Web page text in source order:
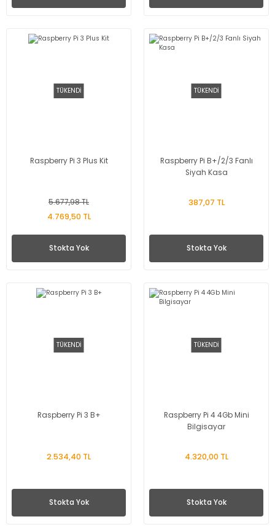
TÜKENDİ
Raspberry Pi 3 Plus Kit
5.677,98 TL
4.769,50 TL
Stokta Yok
TÜKENDİ
Raspberry Pi B+/2/3 Fanlı
Siyah Kasa
387,07 TL
Stokta Yok
TÜKENDİ
Raspberry Pi 3 B+
2.534,40 TL
Stokta Yok
TÜKENDİ
Raspberry Pi 4 4Gb Mini
Bilgisayar
4.320,00 TL
Stokta Yok